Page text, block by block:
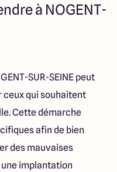
à NOGENT-
SUR-SEINE peut
qui souhaitent
Cette démarche
afin de bien
des mauvaises
implantation